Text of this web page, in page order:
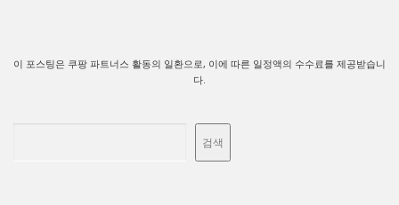
이 포스팅은 쿠팡 파트너스 활동의 일환으로, 이에 따른 일정액의 수수료를 제공받습니
다.
검색